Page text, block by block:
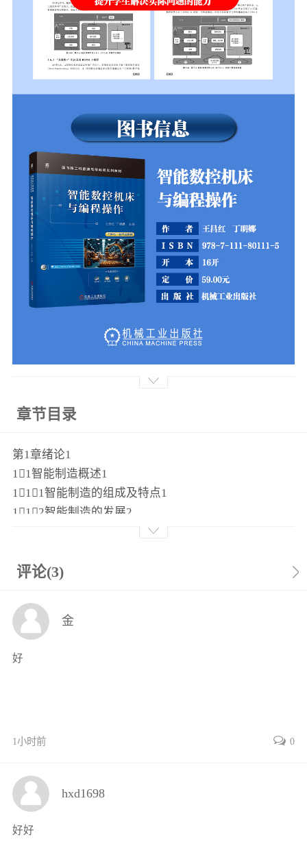
章节目录
第1章绪论1
11智能制造概述1
111智能制造的组成及特点1
112智能制造的发展2
113智能制造的应用及意义3
121智能数控系统的发展历程5
13智能数控机床概况7
131智能数控机床的发展与挑战7
技术10
212智能数控系统的关键技术14
221智能数控插补定义17
222智能数控基准脉冲插补17
23位移与速度检测22
评论(3)
金
好
1小时前 0
hxd1698
好好